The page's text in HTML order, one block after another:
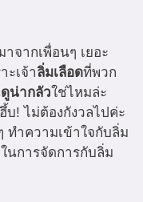
จากเพื่อนๆ เยอะ
ะเจ้าลิ่มเลือดที่พวก
ดูน่ากลัวใช่ไหมล่ะ
บ! ไม่ต้องกังวลไปค่ะ
ทำความเข้าใจกับลิ่ม
นการจัดการกับลิ่ม